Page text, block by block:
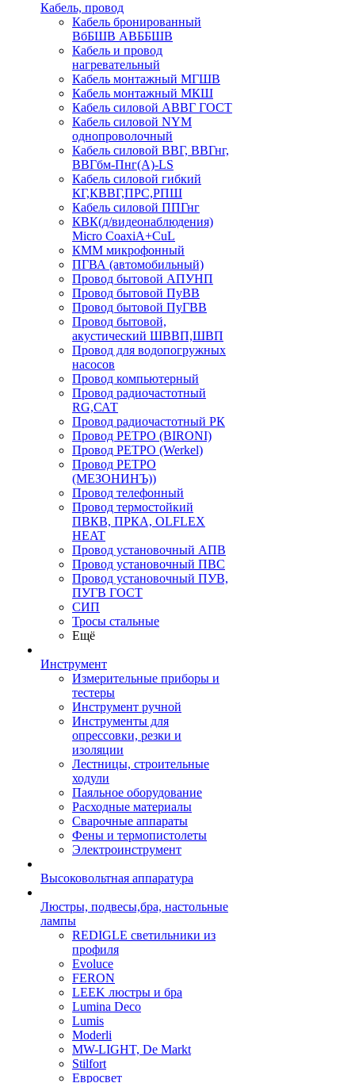
Кабель, провод
Кабель бронированный
ВбБШВ АВББШВ
Кабель и провод
нагревательный
Кабель монтажный МГШВ
Кабель монтажный МКШ
Кабель силовой АВВГ ГОСТ
Кабель силовой NYM
однопроволочный
Кабель силовой ВВГ, ВВГнг,
ВВГбм-Пнг(А)-LS
Кабель силовой гибкий
КГ,КВВГ,ПРС,РПШ
Кабель силовой ППГнг
КВК(д/видеонаблюдения)
Micro CoaxiA+CuL
КММ микрофонный
ПГВА (автомобильный)
Провод бытовой АПУНП
Провод бытовой ПуВВ
Провод бытовой ПуГВВ
Провод бытовой,
акустический ШВВП,ШВП
Провод для водопогружных
насосов
Провод компьютерный
Провод радиочастотный
RG,САТ
Провод радиочастотный РК
Провод РЕТРО (BIRONI)
Провод РЕТРО (Werkel)
Провод РЕТРО
(МЕЗОНИНЪ))
Провод телефонный
Провод термостойкий
ПВКВ, ПРКА, OLFLEX
HEAT
Провод установочный АПВ
Провод установочный ПВС
Провод установочный ПУВ,
ПУГВ ГОСТ
СИП
Тросы стальные
Ещё
Инструмент
Измерительные приборы и
тестеры
Инструмент ручной
Инструменты для
опрессовки, резки и
изоляции
Лестницы, строительные
ходули
Паяльное оборудование
Расходные материалы
Сварочные аппараты
Фены и термопистолеты
Электроинструмент
Высоковольтная аппаратура
Люстры, подвесы,бра, настольные
лампы
REDIGLE светильники из
профиля
Evoluce
FERON
LEEK люстры и бра
Lumina Deco
Lumis
Moderli
MW-LIGHT, De Markt
Stilfort
Евросвет